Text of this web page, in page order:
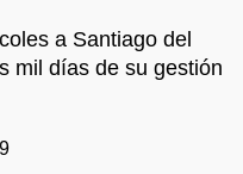
a Santiago del
mil días de su gestión